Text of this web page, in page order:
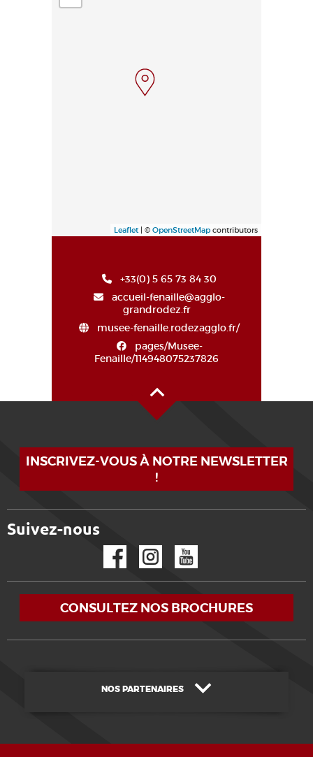
Leaflet| © OpenStreetMap contributors
+33(0) 5 65 73 84 30
accueil-fenaille@agglo-
grandrodez.fr
musee-fenaille.rodezagglo.fr/
pages/Musee-
Fenaille/114948075237826
INSCRIVEZ-VOUS À NOTRE NEWSLETTER
!
Suivez-nous
CONSULTEZ NOS BROCHURES
NOS PARTENAIRES